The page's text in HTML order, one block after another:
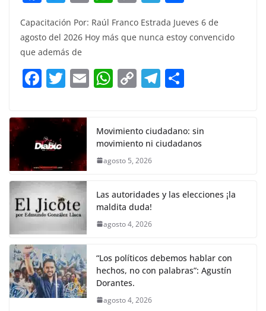
a
c
e
b
o
k
itt
er
m
ai at
A
p
p
Li
n
el
e
a
m
ar
e
Capacitación Por: Raúl Franco Estrada Jueves 6 de
agosto del 2026 Hoy más que nunca estoy convencido
que además de
F
c
e
b
o
o
k
T
itt
er
E W
s
A
p
C
y
Li
k
T
gr
a
e
Movimiento ciudadano: sin
movimiento ni ciudadanos
agosto 5, 2026
Las autoridades y las elecciones ¡la
maldita duda!
agosto 4, 2026
“Los políticos debemos hablar con
hechos, no con palabras”: Agustín
Dorantes.
agosto 4, 2026